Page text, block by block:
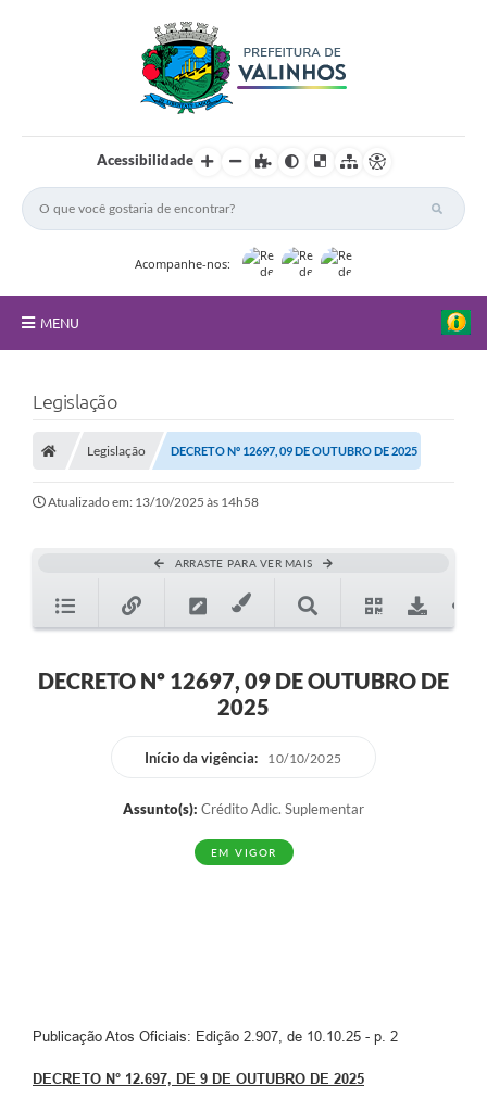
Acessibilidade
Acompanhe-nos:
MENU
Principal
Nossa Cidade
Secretarias
Transparência
Programa Famílias Fortes
Contratação de estagiário - estudante de Direito -
Vagas de emprego no PAT Valinhos
Legislação
Legislação DECRETO Nº 12697, 09 DE OUTUBRO DE 2025
Atualizado em: 13/10/2025 às 14h58
ARRASTE PARA VER MAIS
DECRETO Nº 12697, 09 DE OUTUBRO DE
2025
Início da vigência: 10/10/2025
Assunto(s): Crédito Adic. Suplementar
EM VIGOR
Publicação Atos Oficiais: Edição 2.907, de 10.10.25 - p. 2
DECRETO N° 12.697, DE 9 DE OUTUBRO DE 2025